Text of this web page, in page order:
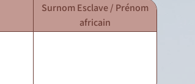
Surnom Esclave / Prénom
africain